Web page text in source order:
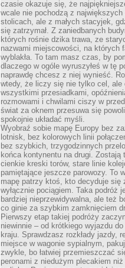
czasie okazuje się, że
wcale nie pochodzą z największych
stolicach, ale z małych stacyjek,
się zatrzymał. Z zaniedbanych
których rośnie dzika trawa, ze
nazwami miejscowości, na których
wyblakła. To tam masz czas, by
dlaczego w ogóle wyruszyłeś w tę
naprawdę chcesz z niej wynieść.
wtedy, że liczy się nie tylko cel, ale
wszystkimi przesiadkami,
rozmowami i chwilami ciszy w
świat za oknem przesuwa się
spokojnie układać myśli.
Wyobraź sobie mapę Europy bez
lotnisk, bez kolorowych linii
bez szybkich, trzygodzinnych
końca kontynentu na drugi. Zostają
cienkie kreski torów, stare linie
pamiętające jeszcze parowozy. To
mapę patrzy ktoś, kto decyduje się
wyłącznie pociągiem. Taka podróż
bardziej nieprzewidywalna, ale też
co ginie za szybkim zamknięciem
Pierwszy etap takiej podróży
niewinnie – od krótkiego wyjazdu
kraju. Sprawdzasz rozkłady jazdy,
miejsce w wagonie sypialnym,
zwykle, bo łatwiej przemieszczać
peronami z niedużym plecakiem